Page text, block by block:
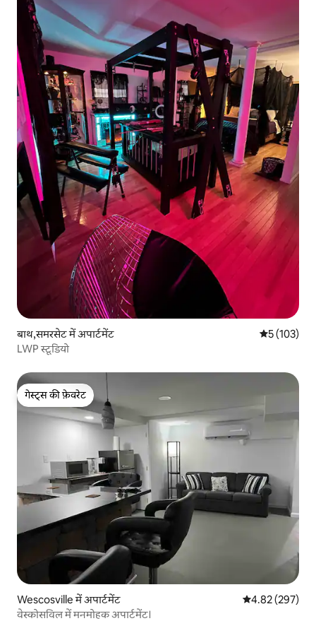
बाथ,समरसेट में अपार्टमेंट औसत रेटिंग 5
5 (103)
LWP स्टूडियो
गेस्ट्स की फ़ेवरेट
गेस्ट्स की फ़ेवरेट
Wescosville में अपार्टमेंट औसत रेटिंग 5 में से
4.82 (297)
वेस्कोसविल में मनमोहक अपार्टमेंट।